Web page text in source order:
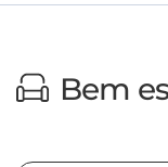
Bem